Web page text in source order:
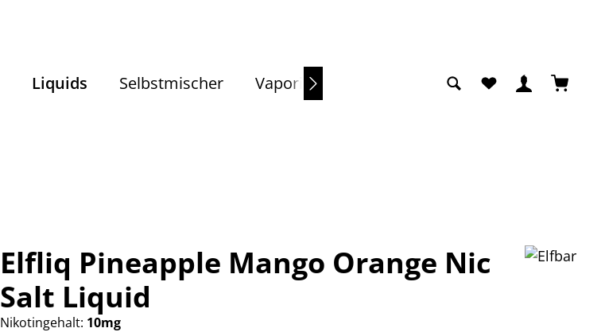
Liquids Selbstmischer Vaporizer Du hast 0 Produkte
Elfliq Pineapple Mango Orange Nic
Salt Liquid
Nikotingehalt: 10mg